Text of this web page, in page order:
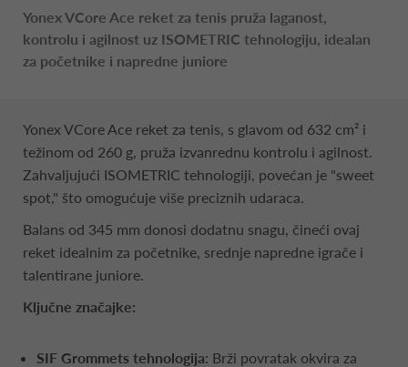
Yonex VCore Ace reket za tenis pruža laganost,
kontrolu i agilnost uz ISOMETRIC tehnologiju, idealan
za početnike i napredne juniore
Yonex VCore Ace reket za tenis, s glavom od 632 cm² i
težinom od 260 g, pruža izvanrednu kontrolu i agilnost.
Zahvaljujući ISOMETRIC tehnologiji, povećan je "sweet
spot," što omogućuje više preciznih udaraca.
Balans od 345 mm donosi dodatnu snagu, čineći ovaj
reket idealnim za početnike, srednje napredne igrače i
talentirane juniore.
Ključne značajke:
SIF Grommets tehnologija: Brži povratak okvira za